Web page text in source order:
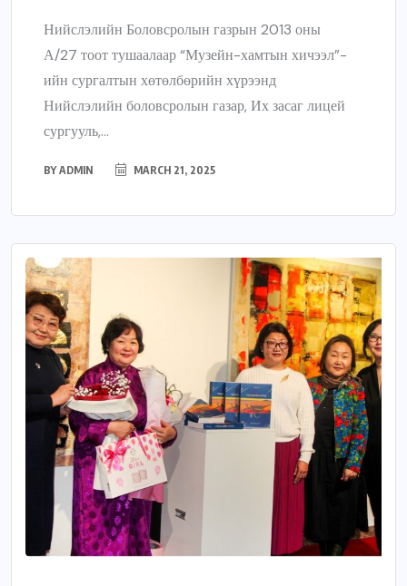
Нийслэлийн Боловсролын газрын 2013 оны
А/27 тоот тушаалаар “Музейн-хамтын хичээл”-
ийн сургалтын хөтөлбөрийн хүрээнд
Нийслэлийн боловсролын газар, Их засаг лицей
сургууль,...
BYADMIN MARCH 21, 2025